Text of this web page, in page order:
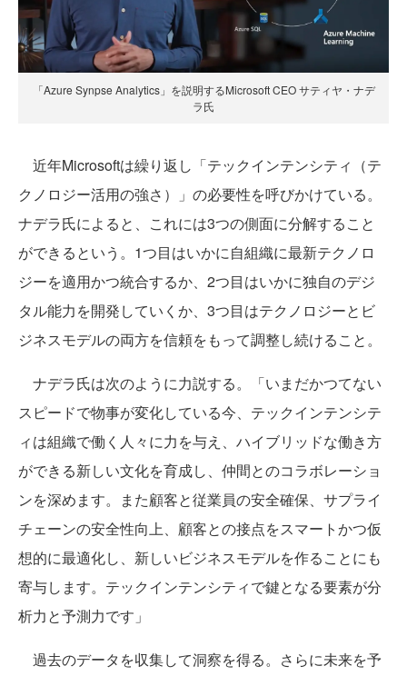
「Azure Synpse Analytics」を説明するMicrosoft CEO サティヤ・ナデ
ラ氏
近年Microsoftは繰り返し「テックインテンシティ（テ
クノロジー活用の強さ）」の必要性を呼びかけている。
ナデラ氏によると、これには3つの側面に分解すること
ができるという。1つ目はいかに自組織に最新テクノロ
ジーを適用かつ統合するか、2つ目はいかに独自のデジ
タル能力を開発していくか、3つ目はテクノロジーとビ
ジネスモデルの両方を信頼をもって調整し続けること。
ナデラ氏は次のように力説する。「いまだかつてない
スピードで物事が変化している今、テックインテンシテ
ィは組織で働く人々に力を与え、ハイブリッドな働き方
ができる新しい文化を育成し、仲間とのコラボレーショ
ンを深めます。また顧客と従業員の安全確保、サプライ
チェーンの安全性向上、顧客との接点をスマートかつ仮
想的に最適化し、新しいビジネスモデルを作ることにも
寄与します。テックインテンシティで鍵となる要素が分
析力と予測力です」
過去のデータを収集して洞察を得る。さらに未来を予